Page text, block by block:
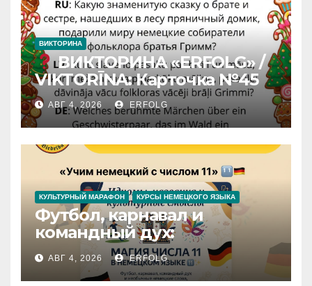
ВИКТОРИНА
ВИКТОРИНА «ERFOLG» /
VIKTORĪNA: Карточка №45
АВГ 4, 2026 ERFOLG
КУЛЬТУРНЫЙ МАРАФОН КУРСЫ НЕМЕЦКОГО ЯЗЫКА
Футбол, карнавал и
командный дух:
раскрываем секреты числа
11 в немецком языке!
АВГ 4, 2026 ERFOLG